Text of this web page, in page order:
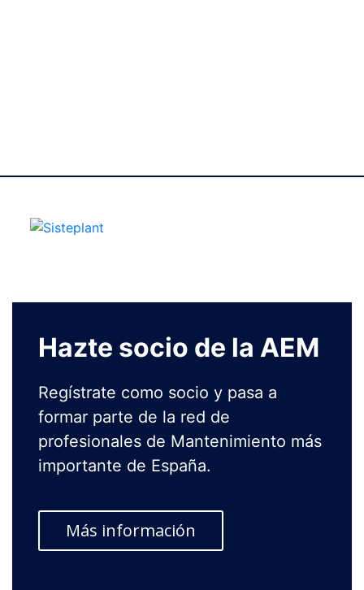
Hazte socio de la AEM
Regístrate como socio y pasa a
formar parte de la red de
profesionales de Mantenimiento más
importante de España.
Más información